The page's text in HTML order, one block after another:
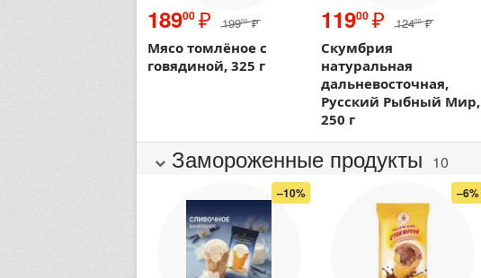
18900 ₽ 19900 ₽
Мясо томлёное с
говядиной, 325 г
11900 ₽ 12400 ₽
Скумбрия
натуральная
дальневосточная,
Русский Рыбный Мир,
250 г
Замороженные продукты 10
–10% –6%